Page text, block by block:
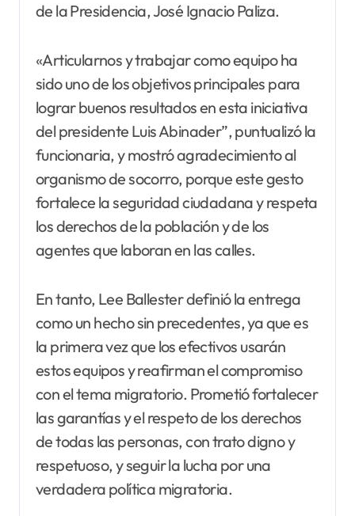
de la Presidencia, José Ignacio Paliza.
«Articularnos y trabajar como equipo ha
sido uno de los objetivos principales para
lograr buenos resultados en esta iniciativa
del presidente Luis Abinader”, puntualizó la
funcionaria, y mostró agradecimiento al
organismo de socorro, porque este gesto
fortalece la seguridad ciudadana y respeta
los derechos de la población y de los
agentes que laboran en las calles.
En tanto, Lee Ballester definió la entrega
como un hecho sin precedentes, ya que es
la primera vez que los efectivos usarán
estos equipos y reafirman el compromiso
con el tema migratorio. Prometió fortalecer
las garantías y el respeto de los derechos
de todas las personas, con trato digno y
respetuoso, y seguir la lucha por una
verdadera política migratoria.